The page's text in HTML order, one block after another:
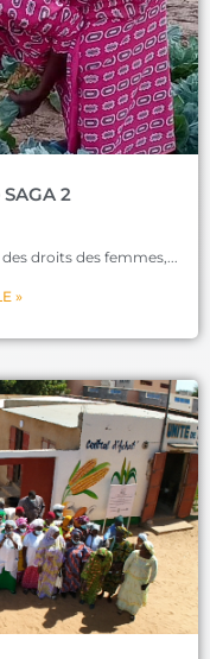
2
droits des femmes,
»